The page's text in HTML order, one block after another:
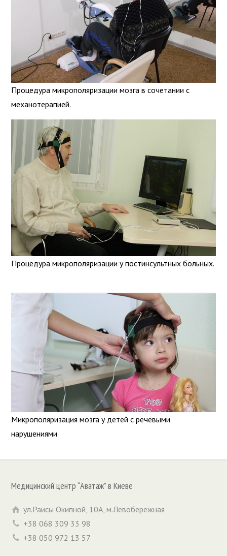
Процедура микрополяризации мозга в сочетании с
механотерапией.
Процедура микрополяризации у постинсультных больных.
Микрополяризация мозга у детей с речевыми
нарушениями
Медицинский центр “Аватаж” в Киеве
ул.Раисы Окипной, 10А, м.Левобережная
+38 068 309 33 98
+38 050 972 13 57